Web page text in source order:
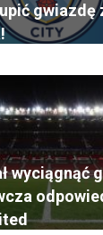
gwiazdę
wyciągnąć